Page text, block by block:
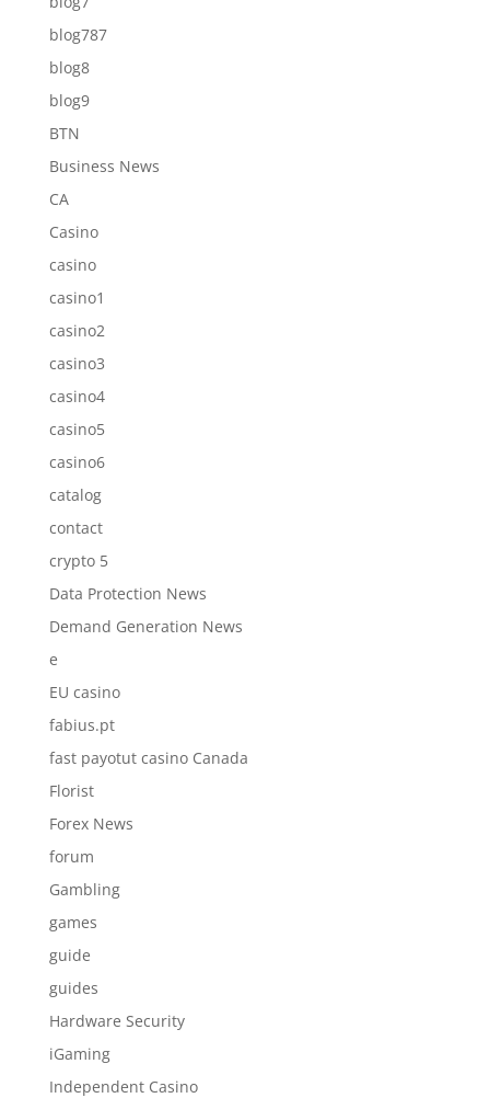
blog787
blog8
blog9
BTN
Business News
CA
Casino
casino
casino1
casino2
casino3
casino4
casino5
casino6
catalog
contact
crypto 5
Data Protection News
Demand Generation News
e
EU casino
fabius.pt
fast payotut casino Canada
Florist
Forex News
forum
Gambling
games
guide
guides
Hardware Security
iGaming
Independent Casino